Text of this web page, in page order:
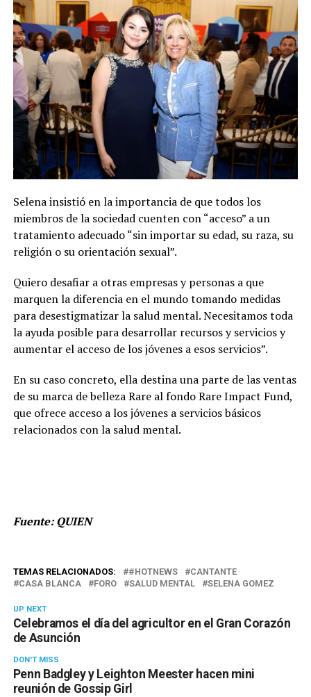
Selena insistió en la importancia de que todos los
miembros de la sociedad cuenten con “acceso” a un
tratamiento adecuado “sin importar su edad, su raza, su
religión o su orientación sexual”.
Quiero desafiar a otras empresas y personas a que
marquen la diferencia en el mundo tomando medidas
para desestigmatizar la salud mental. Necesitamos toda
la ayuda posible para desarrollar recursos y servicios y
aumentar el acceso de los jóvenes a esos servicios”.
En su caso concreto, ella destina una parte de las ventas
de su marca de belleza Rare al fondo Rare Impact Fund,
que ofrece acceso a los jóvenes a servicios básicos
relacionados con la salud mental.
Fuente: QUIEN
TEMAS RELACIONADOS: #HOTNEWS
CANTANTE
CASA BLANCA
FORO SALUD MENTAL SELENA GOMEZ
UP NEXT
Celebramos el día del agricultor en el Gran Corazón
de Asunción
DON'T MISS
Penn Badgley y Leighton Meester hacen mini
reunión de Gossip Girl